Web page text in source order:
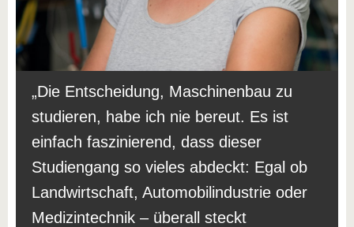
Die Entscheidung, Maschinenbau zu
studieren, habe ich nie bereut. Es ist
einfach faszinierend, dass dieser
Studiengang so vieles abdeckt: Egal ob
Landwirtschaft, Automobilindustrie oder
Medizintechnik – überall steckt